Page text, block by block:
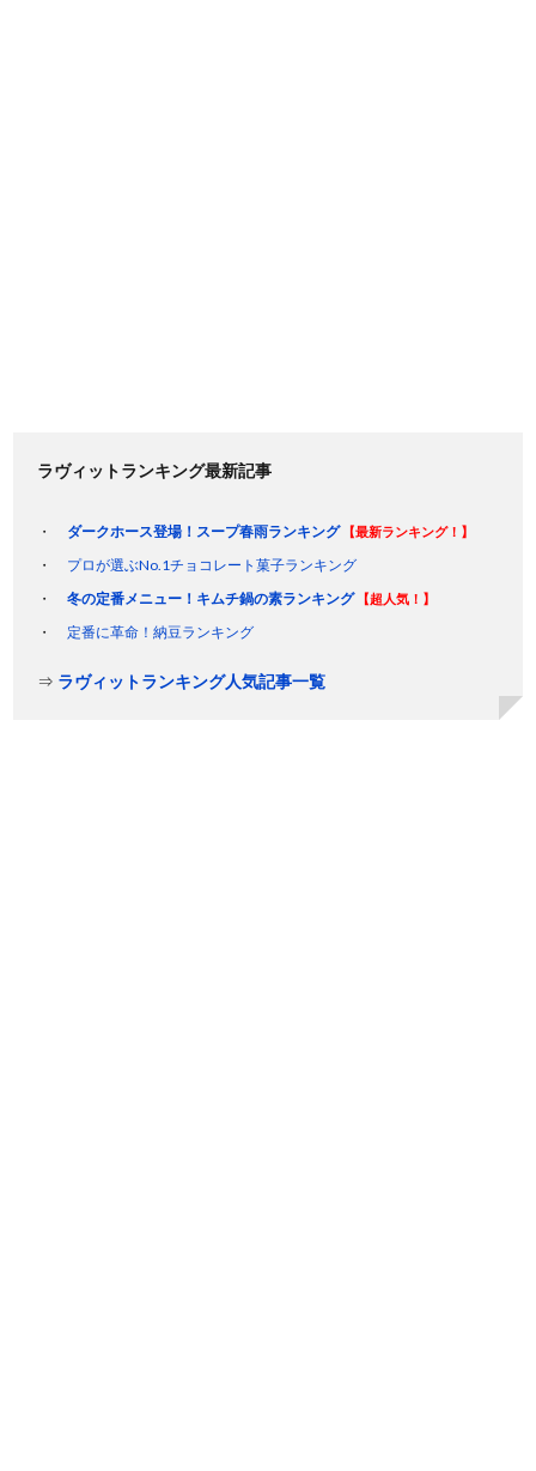
ラヴィットランキング最新記事
ダークホース登場！スープ春雨ランキング 【最新ランキング！】
プロが選ぶNo.1チョコレート菓子ランキング
冬の定番メニュー！キムチ鍋の素ランキング
【超人気！】
定番に革命！納豆ランキング
⇒ ラヴィットランキング人気記事一覧